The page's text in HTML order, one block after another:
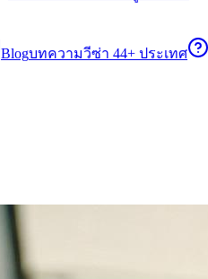
Blogบทความวีซ่า 44+ ประเทศ